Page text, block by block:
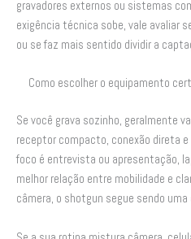
gravadores externos ou sistemas
exigência técnica sobe, vale avaliar
ou se faz mais sentido dividir a
Como escolher o equipamento
Se você grava sozinho, geralmente
receptor compacto, conexão direta
foco é entrevista ou apresentação,
melhor relação entre mobilidade e
câmera, o shotgun segue sendo